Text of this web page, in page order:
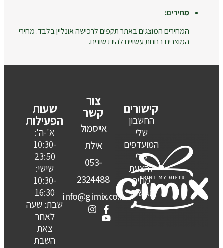
מחירים:
המחירים המוצגים באתר תקפים לרכישה אונליין בלבד. מחירי
המוצרים בחנות עשויים להיות שונים.
קישורים
החשבון
שלי
המועדפים
שלי
להצעת
מחיר
נגישות
צור
קשר
אייסמול
אילת
053-
2324488
info@gimix.co.il
שעות
הפעילות
א'-ה':
10:30-
23:50
שישי:
10:30-
16:30
שבת: שעה
לאחר
צאת
השבת